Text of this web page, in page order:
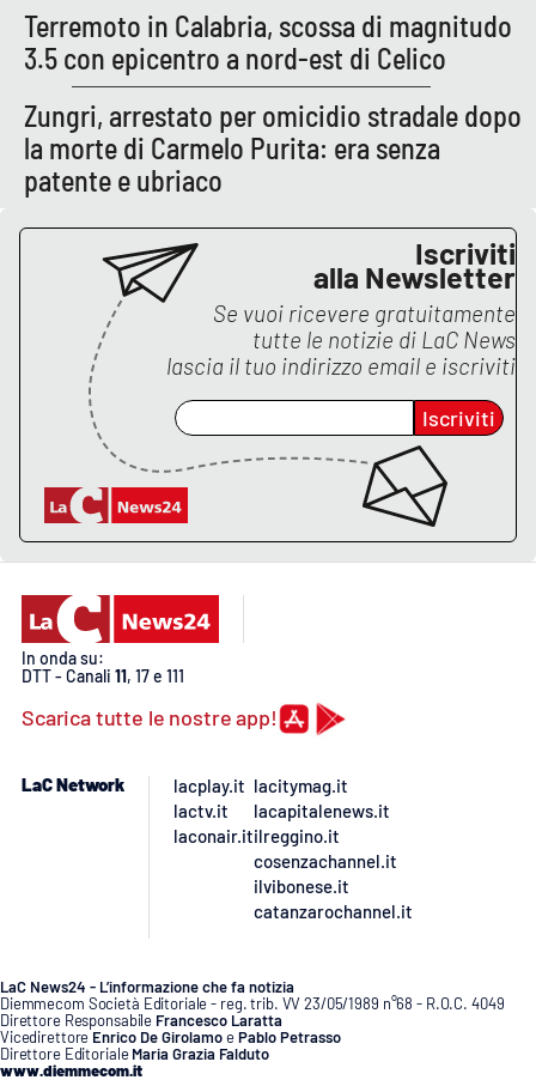
SPECIALI
Buona Sanità Calabria
LA
CALABRIAVISIONE
Storie
LAC
NETWORK
Lacplay.it
Lactv.it
Laconair.it
Lacitymag.it
Lacapitalenews.it
Ilvibonese.it
Catanzarochannel.it
Terremoto in Calabria, scossa di magnitudo
3.5 con epicentro a nord-est di Celico
Zungri, arrestato per omicidio stradale dopo
la morte di Carmelo Purita: era senza
patente e ubriaco
Iscriviti
alla Newsletter
Se vuoi ricevere gratuitamente
tutte le notizie di LaC News
lascia il tuo indirizzo email e iscriviti
Iscriviti
In onda su:
DTT - Canali 11, 17 e 111
Scarica tutte le nostre app!
LaC Network
lacplay.it
lactv.it
laconair.it
lacitymag.it
lacapitalenews.it
ilreggino.it
cosenzachannel.it
ilvibonese.it
catanzarochannel.it
LaC News24 - L’informazione che fa notizia
Diemmecom Società Editoriale - reg. trib. VV 23/05/1989 n°68 - R.O.C. 4049
Direttore Responsabile Francesco Laratta
Vicedirettore Enrico De GirolamoePablo Petrasso
Direttore Editoriale Maria Grazia Falduto
www.diemmecom.it